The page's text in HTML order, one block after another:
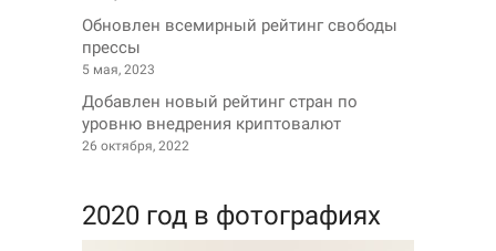
Обновлен всемирный рейтинг свободы
прессы
5 мая, 2023
Добавлен новый рейтинг стран по
уровню внедрения криптовалют
26 октября, 2022
2020 год в фотографиях